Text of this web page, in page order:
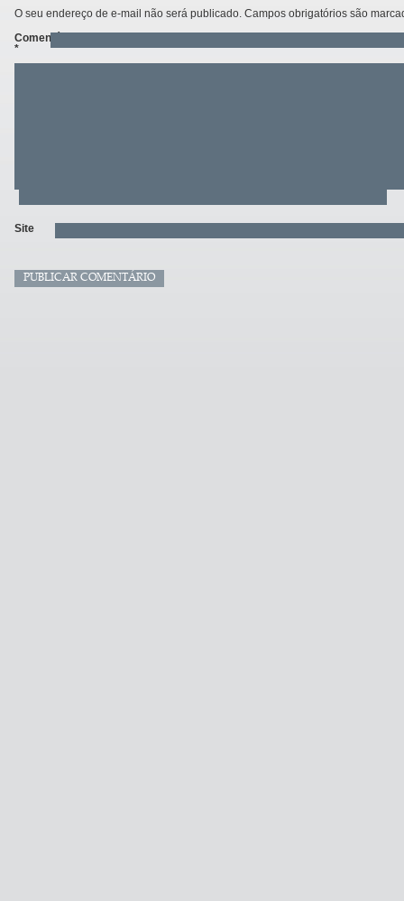
O seu endereço de e-mail não será publicado. Campos obrigatórios são
Comentário
*
Site